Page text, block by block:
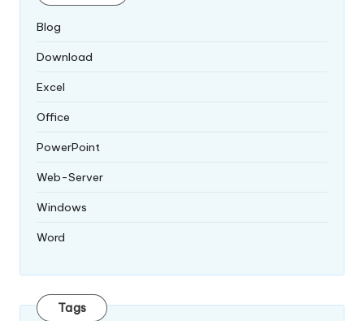
Blog
Download
Excel
Office
PowerPoint
Web-Server
Windows
Word
Tags